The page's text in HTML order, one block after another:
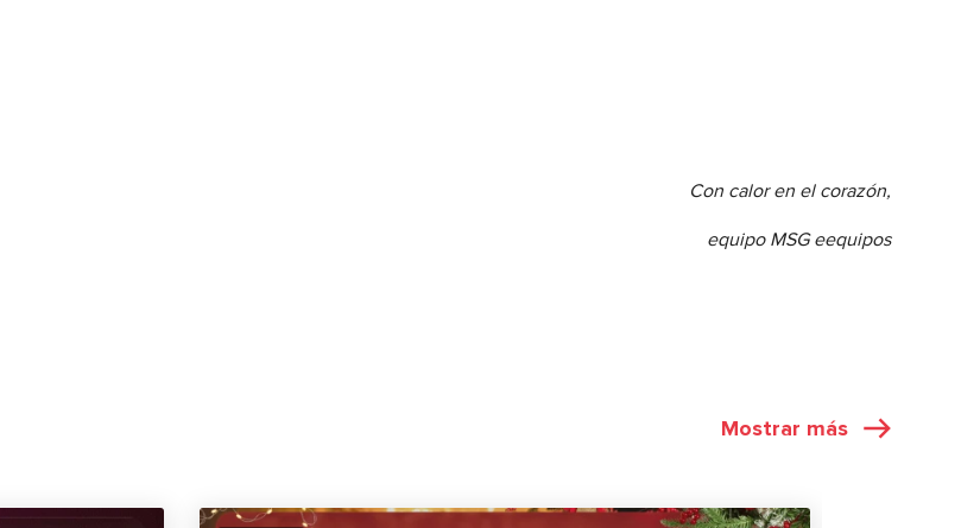
Con calor en el corazón,
equipo MSG eequipos
Mostrar más